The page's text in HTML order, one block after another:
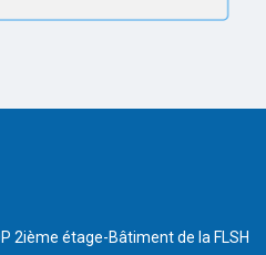
2ième étage-Bâtiment de la FLSH